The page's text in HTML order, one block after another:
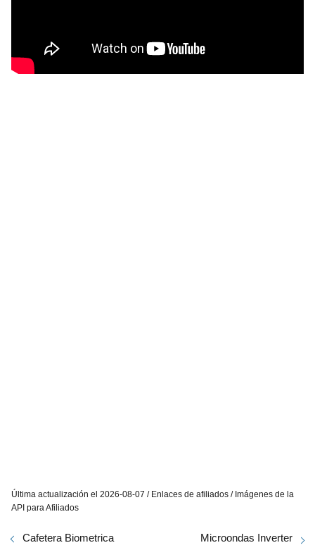
Última actualización el 2026-08-07 / Enlaces de afiliados / Imágenes de la
API para Afiliados
Cafetera Biometrica Microondas Inverter